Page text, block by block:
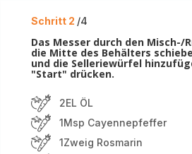
Schritt 2 /4
Das Messer durch den
die Mitte des Behälters
und die Selleriewürfel
"Start" drücken.
2EL ÖL
1Msp Cayennepfeffer
1Zweig Rosmarin